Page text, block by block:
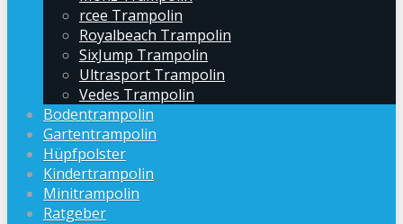
rcee Trampolin
Royalbeach Trampolin
SixJump Trampolin
Ultrasport Trampolin
Vedes Trampolin
Bodentrampolin
Gartentrampolin
Hüpfpolster
Kindertrampolin
Minitrampolin
Ratgeber